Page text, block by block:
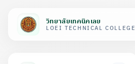
วิทยาลัยเทคนิคเลย
LOEI TECHNICAL COLLEGE